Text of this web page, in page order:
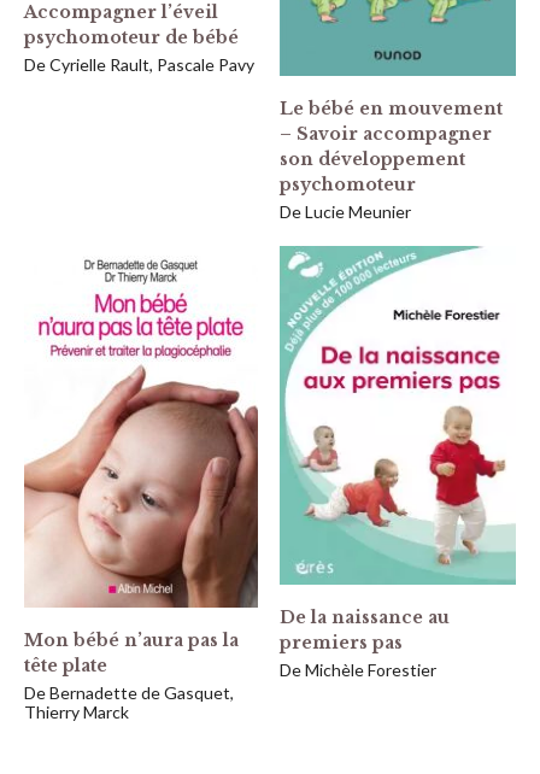
Accompagner l’éveil
psychomoteur de bébé
De Cyrielle Rault, Pascale Pavy
Le bébé en mouvement
– Savoir accompagner
son développement
psychomoteur
De Lucie Meunier
Mon bébé n’aura pas la
tête plate
De Bernadette de Gasquet,
Thierry Marck
De la naissance au
premiers pas
De Michèle Forestier